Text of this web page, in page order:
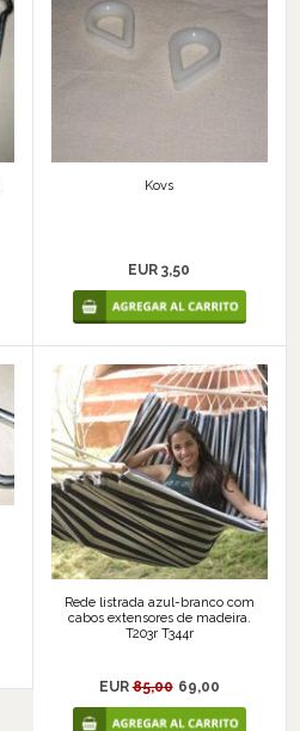
Kovs
EUR 3,50
Rede listrada azul-branco com
cabos extensores de madeira.
T203r T344r
EUR85,00 69,00